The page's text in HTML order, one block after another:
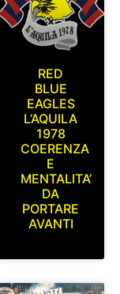
RED
BLUE
EAGLES
L’AQUILA
1978
COERENZA
E
MENTALITA’
DA
PORTARE
AVANTI